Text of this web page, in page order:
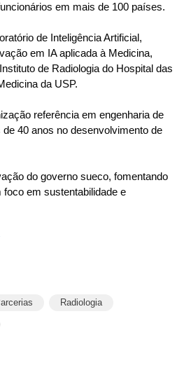
em mais de 100 países.
de Inteligência Artificial,
em IA aplicada à Medicina,
de Radiologia do Hospital das
da USP.
referência em engenharia de
40 anos no desenvolvimento de
do governo sueco, fomentando
em sustentabilidade e
Radiologia